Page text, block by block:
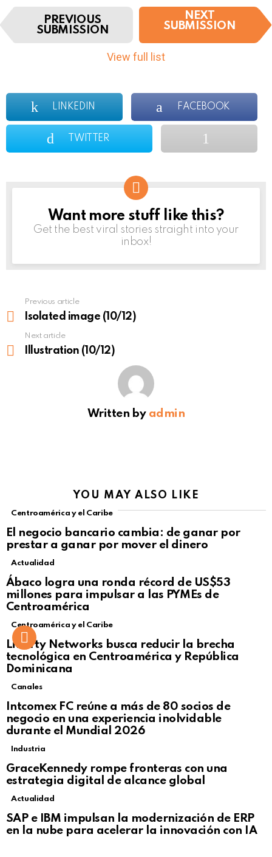
I
e
g
a
i
PREVIOUS
SUBMISSION
NEXT
SUBMISSION
View full list
LINKEDIN FACEBOOK
TWITTER
NEWSLETTER
Want more stuff like this?
Get the best viral stories straight into your
inbox!
more
Previous article
Isolated image (10/12)
Next article
Illustration (10/12)
Written by admin
YOU MAY ALSO LIKE
Centroamérica y el Caribe
El negocio bancario cambia: de ganar por
prestar a ganar por mover el dinero
Not Safe For Work
Click to view this post
Actualidad
Ábaco logra una ronda récord de US$53
millones para impulsar a las PYMEs de
Centroamérica
Centroamérica y el Caribe
Liberty Networks busca reducir la brecha
tecnológica en Centroamérica y República
Dominicana
Canales
Intcomex FC reúne a más de 80 socios de
negocio en una experiencia inolvidable
durante el Mundial 2026
Industria
GraceKennedy rompe fronteras con una
estrategia digital de alcance global
Not Safe For Work
Click to view this post
Actualidad
SAP e IBM impulsan la modernización de ERP
en la nube para acelerar la innovación con IA